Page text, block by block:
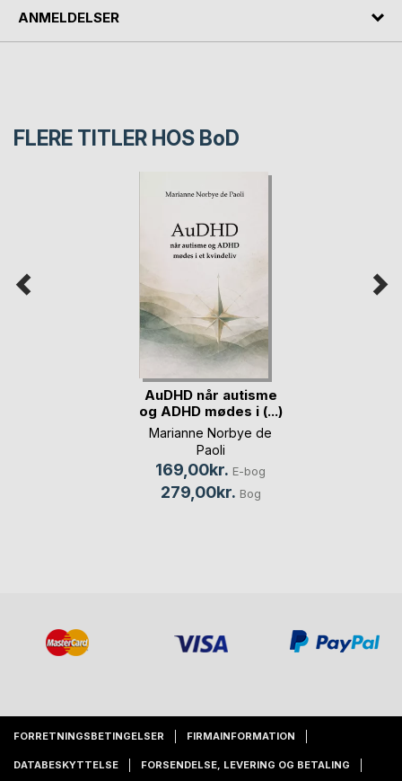
ANMELDELSER
FLERE TITLER HOS BoD
AuDHD når autisme
og ADHD mødes i (...)
Marianne Norbye de
Paoli
169,00kr. E-bog
279,00kr. Bog
FORRETNINGSBETINGELSER FIRMAINFORMATION
DATABESKYTTELSE FORSENDELSE, LEVERING OG BETALING